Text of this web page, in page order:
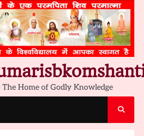
Home of Godly Knowledge